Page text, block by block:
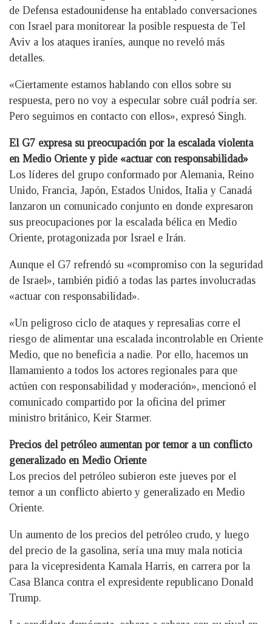
de Defensa estadounidense ha entablado conversaciones
con Israel para monitorear la posible respuesta de Tel
Aviv a los ataques iraníes, aunque no reveló más
detalles.
«Ciertamente estamos hablando con ellos sobre su
respuesta, pero no voy a especular sobre cuál podría ser.
Pero seguimos en contacto con ellos», expresó Singh.
El G7 expresa su preocupación por la escalada violenta
en Medio Oriente y pide «actuar con responsabilidad»
Los líderes del grupo conformado por Alemania, Reino
Unido, Francia, Japón, Estados Unidos, Italia y Canadá
lanzaron un comunicado conjunto en donde expresaron
sus preocupaciones por la escalada bélica en Medio
Oriente, protagonizada por Israel e Irán.
Aunque el G7 refrendó su «compromiso con la seguridad
de Israel», también pidió a todas las partes involucradas
«actuar con responsabilidad».
«Un peligroso ciclo de ataques y represalias corre el
riesgo de alimentar una escalada incontrolable en Oriente
Medio, que no beneficia a nadie. Por ello, hacemos un
llamamiento a todos los actores regionales para que
actúen con responsabilidad y moderación», mencionó el
comunicado compartido por la oficina del primer
ministro británico, Keir Starmer.
Precios del petróleo aumentan por temor a un conflicto
generalizado en Medio Oriente
Los precios del petróleo subieron este jueves por el
temor a un conflicto abierto y generalizado en Medio
Oriente.
Un aumento de los precios del petróleo crudo, y luego
del precio de la gasolina, sería una muy mala noticia
para la vicepresidenta Kamala Harris, en carrera por la
Casa Blanca contra el expresidente republicano Donald
Trump.